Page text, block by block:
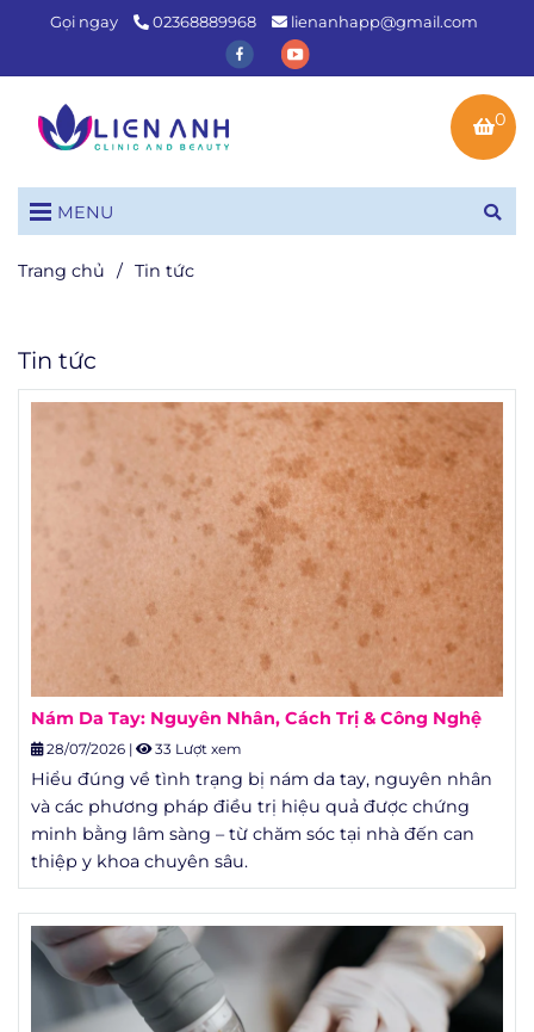
Gọi ngay 02368889968 lienanhapp@gmail.com
0
MENU
Trang chủ / Tin tức
Tin tức
Nám Da Tay: Nguyên Nhân, Cách Trị & Công Nghệ
28/07/2026 | 33 Lượt xem
Hiểu đúng về tình trạng bị nám da tay, nguyên nhân
và các phương pháp điều trị hiệu quả được chứng
minh bằng lâm sàng – từ chăm sóc tại nhà đến can
thiệp y khoa chuyên sâu.